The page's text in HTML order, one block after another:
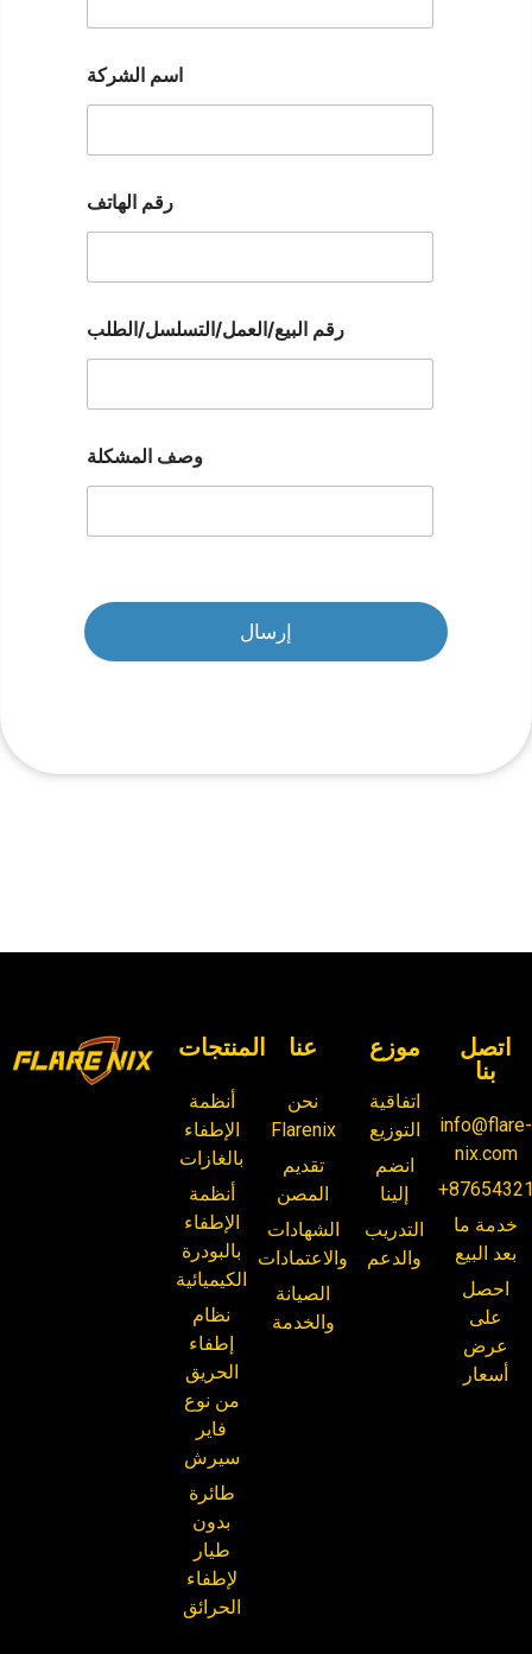
اسم الشركة
رقم الهاتف
رقم البيع/العمل/التسلسل/الطلب
وصف المشكلة
إرسال
المنتجات
أنظمة
الإطفاء
بالغازات
أنظمة
الإطفاء
بالبودرة
الكيميائية
نظام
إطفاء
الحريق
من نوع
فاير
سيرش
طائرة
بدون
طيار
لإطفاء
الحرائق
عنا
نحن
Flarenix
تقديم
المصن
الشهادات
والاعتمادات
الصيانة
والخدمة
موزع
اتفاقية
التوزيع
انضم
إلينا
التدريب
والدعم
اتصل
بنا
info@flare-
nix.com
خدمة ما
بعد البيع
احصل
على
عرض
أسعار